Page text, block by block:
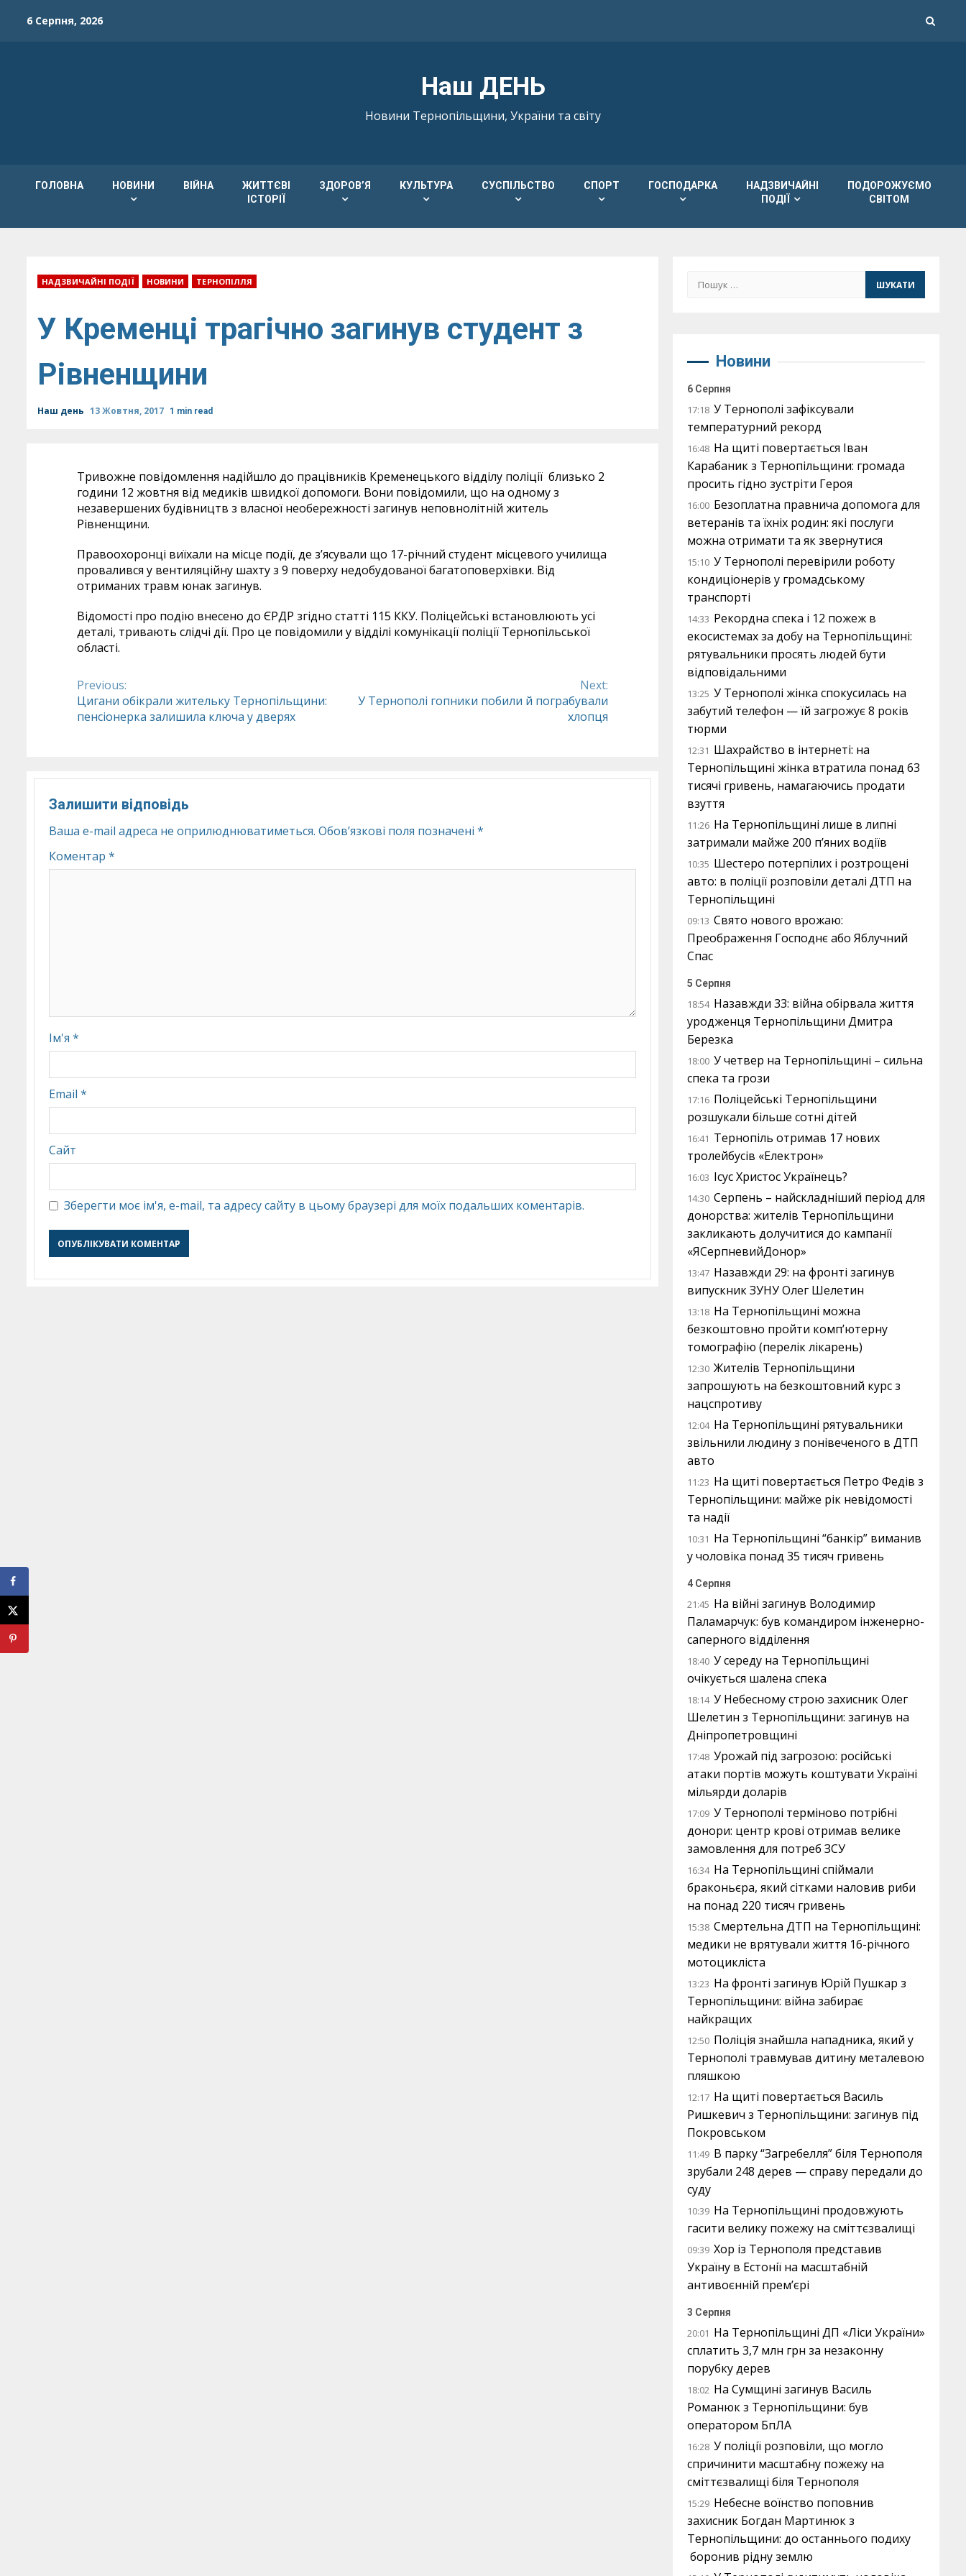
6 Серпня, 2026
Наш ДЕНЬ
Новини Тернопільщини, України та світу
ГОЛОВНА НОВИНИ ВІЙНА
ЖИТТЄВІ
ІСТОРІЇ
ЗДОРОВ’Я КУЛЬТУРА СУСПІЛЬСТВО СПОРТ ГОСПОДАРКА
НАДЗВИЧАЙНІ
ПОДІЇ
ПОДОРОЖУЄМО
СВІТОМ
НАДЗВИЧАЙНІ ПОДІЇ НОВИНИ ТЕРНОПІЛЛЯ
У Кременці трагічно загинув студент з
Рівненщини
Наш день 13 Жовтня, 2017 1 min read
Тривожне повідомлення надійшло до працівників Кременецького відділу поліції близько 2
години 12 жовтня від медиків швидкої допомоги. Вони повідомили, що на одному з
незавершених будівництв з власної необережності загинув неповнолітній житель
Рівненщини.
Правоохоронці виїхали на місце події, де з’ясували що 17-річний студент місцевого училища
провалився у вентиляційну шахту з 9 поверху недобудованої багатоповерхівки. Від
отриманих травм юнак загинув.
Відомості про подію внесено до ЄРДР згідно статті 115 ККУ. Поліцейські встановлюють усі
деталі, тривають слідчі дії. Про це повідомили у відділі комунікації поліції Тернопільської
області.
Continue
Reading
Previous:
Цигани обікрали жительку Тернопільщини:
пенсіонерка залишила ключа у дверях
Next:
У Тернополі гопники побили й пограбували
хлопця
Залишити відповідь
Ваша e-mail адреса не оприлюднюватиметься. Обов’язкові поля позначені *
Коментар *
Ім'я *
Email *
Сайт
Зберегти моє ім'я, e-mail, та адресу сайту в цьому браузері для моїх подальших коментарів.
Пошук:
Новини
6 Серпня
17:18 У Тернополі зафіксували
температурний рекорд
16:48 На щиті повертається Іван
Карабаник з Тернопільщини: громада
просить гідно зустріти Героя
16:00 Безоплатна правнича допомога для
ветеранів та їхніх родин: які послуги
можна отримати та як звернутися
15:10 У Тернополі перевірили роботу
кондиціонерів у громадському
транспорті
14:33 Рекордна спека і 12 пожеж в
екосистемах за добу на Тернопільщині:
рятувальники просять людей бути
відповідальними
13:25 У Тернополі жінка спокусилась на
забутий телефон — їй загрожує 8 років
тюрми
12:31 Шахрайство в інтернеті: на
Тернопільщині жінка втратила понад 63
тисячі гривень, намагаючись продати
взуття
11:26 На Тернопільщині лише в липні
затримали майже 200 п’яних водіїв
10:35 Шестеро потерпілих і розтрощені
авто: в поліції розповіли деталі ДТП на
Тернопільщині
09:13 Свято нового врожаю:
Преображення Господнє або Яблучний
Спас
5 Серпня
18:54 Назавжди 33: війна обірвала життя
уродженця Тернопільщини Дмитра
Березка
18:00 У четвер на Тернопільщині – сильна
спека та грози
17:16 Поліцейські Тернопільщини
розшукали більше сотні дітей
16:41 Тернопіль отримав 17 нових
тролейбусів «Електрон»
16:03 Ісус Христос Українець?
14:30 Серпень – найскладніший період для
донорства: жителів Тернопільщини
закликають долучитися до кампанії
«ЯСерпневийДонор»
13:47 Назавжди 29: на фронті загинув
випускник ЗУНУ Олег Шелетин
13:18 На Тернопільщині можна
безкоштовно пройти комп’ютерну
томографію (перелік лікарень)
12:30 Жителів Тернопільщини
запрошують на безкоштовний курс з
нацспротиву
12:04 На Тернопільщині рятувальники
звільнили людину з понівеченого в ДТП
авто
11:23 На щиті повертається Петро Федів з
Тернопільщини: майже рік невідомості
та надії
10:31 На Тернопільщині “банкір” виманив
у чоловіка понад 35 тисяч гривень
4 Серпня
21:45 На війні загинув Володимир
Паламарчук: був командиром інженерно-
саперного відділення
18:40 У середу на Тернопільщині
очікується шалена спека
18:14 У Небесному строю захисник Олег
Шелетин з Тернопільщини: загинув на
Дніпропетровщині
17:48 Урожай під загрозою: російські
атаки портів можуть коштувати Україні
мільярди доларів
17:09 У Тернополі терміново потрібні
донори: центр крові отримав велике
замовлення для потреб ЗСУ
16:34 На Тернопільщині спіймали
браконьєра, який сітками наловив риби
на понад 220 тисяч гривень
15:38 Смертельна ДТП на Тернопільщині:
медики не врятували життя 16-річного
мотоцикліста
13:23 На фронті загинув Юрій Пушкар з
Тернопільщини: війна забирає
найкращих
12:50 Поліція знайшла нападника, який у
Тернополі травмував дитину металевою
пляшкою
12:17 На щиті повертається Василь
Ришкевич з Тернопільщини: загинув під
Покровськом
11:49 В парку “Загребелля” біля Тернополя
зрубали 248 дерев — справу передали до
суду
10:39 На Тернопільщині продовжують
гасити велику пожежу на сміттєзвалищі
09:39 Хор із Тернополя представив
Україну в Естонії на масштабній
антивоєнній прем’єрі
3 Серпня
20:01 На Тернопільщині ДП «Ліси України»
сплатить 3,7 млн грн за незаконну
порубку дерев
18:02 На Сумщині загинув Василь
Романюк з Тернопільщини: був
оператором БпЛА
16:28 У поліції розповіли, що могло
спричинити масштабну пожежу на
сміттєзвалищі біля Тернополя
15:29 Небесне воїнство поповнив
захисник Богдан Мартинюк з
Тернопільщини: до останнього подиху
боронив рідну землю